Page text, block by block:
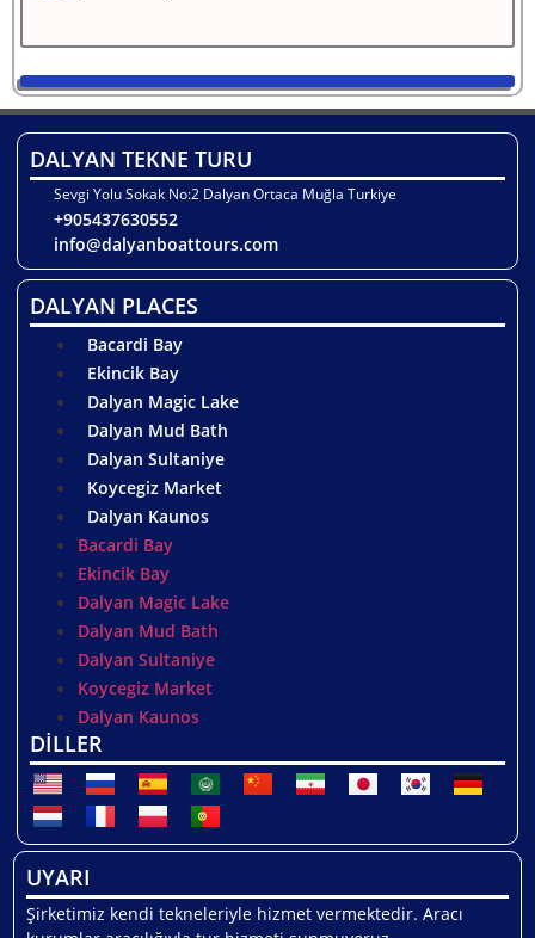
DALYAN TEKNE TURU
Sevgi Yolu Sokak No:2 Dalyan Ortaca Muğla Turkiye
+905437630552
info@dalyanboattours.com
DALYAN PLACES
Bacardi Bay
Ekincik Bay
Dalyan Magic Lake
Dalyan Mud Bath
Dalyan Sultaniye
Koycegiz Market
Dalyan Kaunos
Bacardi Bay
Ekincik Bay
Dalyan Magic Lake
Dalyan Mud Bath
Dalyan Sultaniye
Koycegiz Market
Dalyan Kaunos
DİLLER
UYARI
Şirketimiz kendi tekneleriyle hizmet vermektedir. Aracı